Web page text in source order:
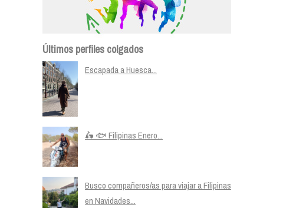
Últimos perfiles colgados
Escapada a Huesca...
🛵 🐟 Filipinas Enero...
Busco compañeros/as para viajar a Filipinas
en Navidades...